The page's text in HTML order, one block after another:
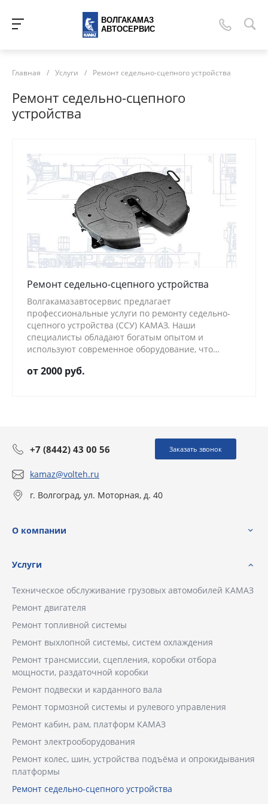
ВОЛГАКАМАЗ
АВТОСЕРВИС
Главная / Услуги / Ремонт седельно-сцепного устройства
Ремонт седельно-сцепного
устройства
Ремонт седельно-сцепного устройства
Волгакамазавтосервис предлагает
профессиональные услуги по ремонту седельно-
сцепного устройства (ССУ) КАМАЗ. Наши
специалисты обладают богатым опытом и
используют современное оборудование, что
и долговечность отремонтированных узлов.
от 2000 руб.
+7 (8442) 43 00 56 Заказать звонок
kamaz@volteh.ru
г. Волгоград, ул. Моторная, д. 40
О компании
Услуги
Техническое обслуживание грузовых автомобилей КАМАЗ
Ремонт двигателя
Ремонт топливной системы
Ремонт выхлопной системы, систем охлаждения
Ремонт трансмиссии, сцепления, коробки отбора
мощности, раздаточной коробки
Ремонт подвески и карданного вала
Ремонт тормозной системы и рулевого управления
Ремонт кабин, рам, платформ КАМАЗ
Ремонт электрооборудования
Ремонт колес, шин, устройства подъёма и опрокидывания
платформы
Ремонт седельно-сцепного устройства